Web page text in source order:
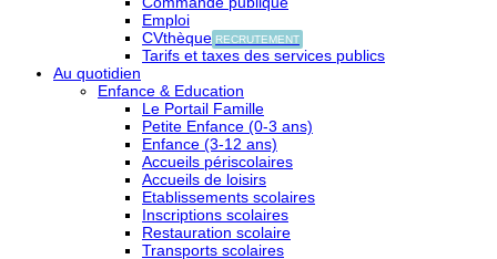
Emploi
CVthèque RECRUTEMENT
Tarifs et taxes des services publics
Au quotidien
Enfance & Education
Le Portail Famille
Petite Enfance (0-3 ans)
Enfance (3-12 ans)
Accueils périscolaires
Accueils de loisirs
Etablissements scolaires
Inscriptions scolaires
Restauration scolaire
Transports scolaires